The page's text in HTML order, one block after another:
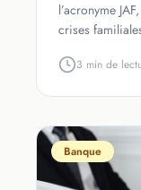
l’acronyme
crises
3 min de
Banque